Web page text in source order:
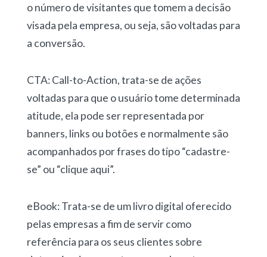
o número de visitantes que tomem a decisão
visada pela empresa, ou seja, são voltadas para
a conversão.
CTA: Call-to-Action, trata-se de ações
voltadas para que o usuário tome determinada
atitude, ela pode ser representada por
banners, links ou botões e normalmente são
acompanhados por frases do tipo “cadastre-
se” ou “clique aqui”.
eBook: Trata-se de um livro digital oferecido
pelas empresas a fim de servir como
referência para os seus clientes sobre